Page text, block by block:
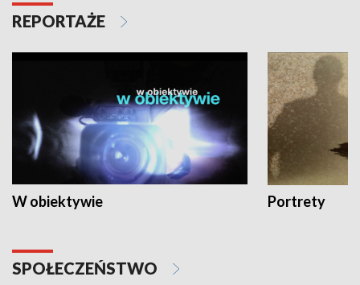
REPORTAŻE
W obiektywie Portrety
SPOŁECZEŃSTWO